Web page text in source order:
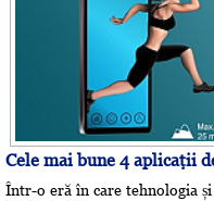
Cele mai bune 4 aplicaţii
Într-o eră în care tehnologia